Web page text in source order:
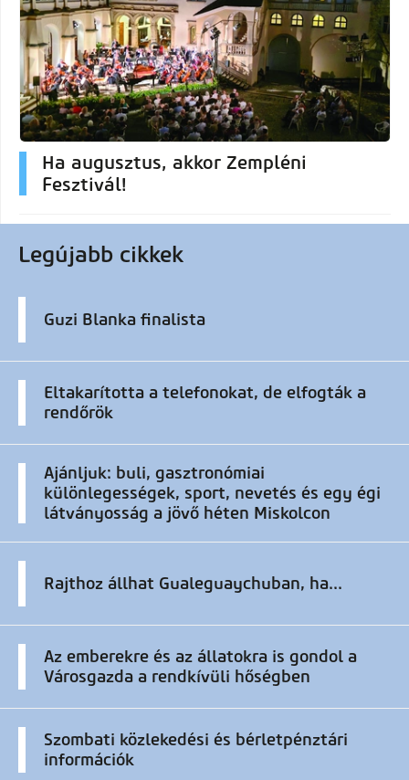
Ha augusztus, akkor Zempléni
Fesztivál!
Legújabb cikkek
Guzi Blanka finalista
Eltakarította a telefonokat, de elfogták a
rendőrök
Ajánljuk: buli, gasztronómiai
különlegességek, sport, nevetés és egy égi
látványosság a jövő héten Miskolcon
Rajthoz állhat Gualeguaychuban, ha...
Az emberekre és az állatokra is gondol a
Városgazda a rendkívüli hőségben
Szombati közlekedési és bérletpénztári
információk